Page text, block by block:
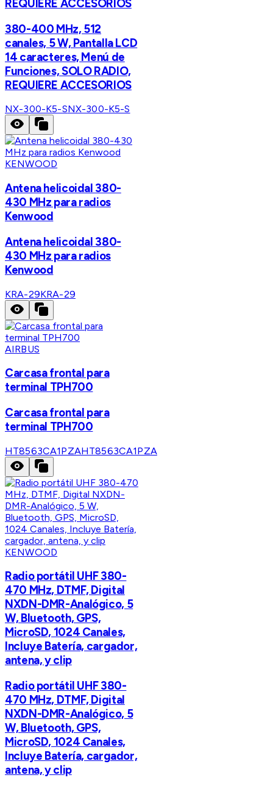
REQUIERE ACCESORIOS
380-400 MHz, 512
canales, 5 W, Pantalla LCD
14 caracteres, Menú de
Funciones, SOLO RADIO,
REQUIERE ACCESORIOS
NX-300-K5-SNX-300-K5-S
KENWOOD
Antena helicoidal 380-
430 MHz para radios
Kenwood
Antena helicoidal 380-
430 MHz para radios
Kenwood
KRA-29KRA-29
AIRBUS
Carcasa frontal para
terminal TPH700
Carcasa frontal para
terminal TPH700
HT8563CA1PZAHT8563CA1PZA
KENWOOD
Radio portátil UHF 380-
470 MHz, DTMF, Digital
NXDN-DMR-Analógico, 5
W, Bluetooth, GPS,
MicroSD, 1024 Canales,
Incluye Batería, cargador,
antena, y clip
Radio portátil UHF 380-
470 MHz, DTMF, Digital
NXDN-DMR-Analógico, 5
W, Bluetooth, GPS,
MicroSD, 1024 Canales,
Incluye Batería, cargador,
antena, y clip